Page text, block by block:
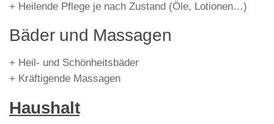
+ Heilende Pflege je nach Zustand (Öle, Lotionen…)
Bäder und Massagen
+ Heil- und Schönheitsbäder
+ Kräftigende Massagen
Haushalt